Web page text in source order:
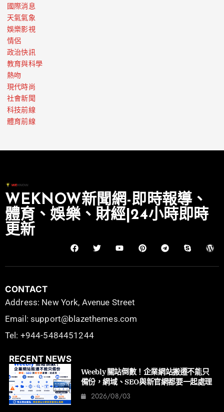
國際消息
天氣氣象
娛樂影視
情侶
政治快訊
教育與科學
熱吻
現代時尚
社會新聞
科技前線
體育前線
WEKNOW新聞網-即時報導、
體育、娛樂、財經|24小時即時
更新
CONTACT
Address: New York, Avenue Street
Email: support@blazethemes.com
Tel: +944-5484451244
RECENT NEWS
Weebly 關站倒數！企業網站搬遷不能只
備份，網域、SEO與新官網都要一起處理
2026/08/03